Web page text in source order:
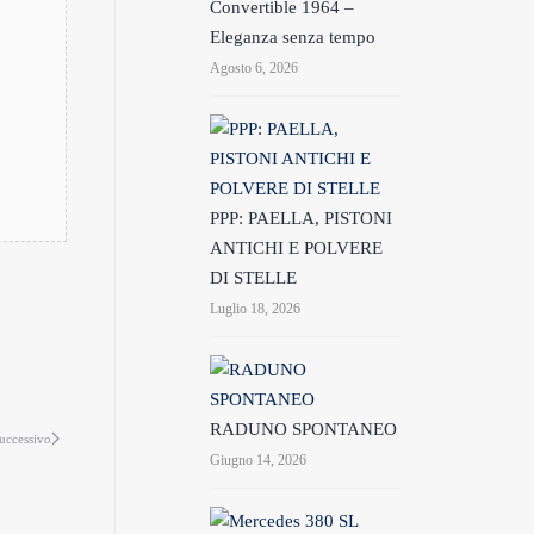
Convertible 1964 –
Eleganza senza tempo
Agosto 6, 2026
PPP: PAELLA, PISTONI
ANTICHI E POLVERE
DI STELLE
Luglio 18, 2026
RADUNO SPONTANEO
Giugno 14, 2026